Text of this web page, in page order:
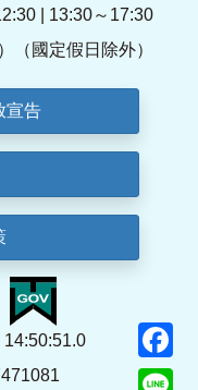
| 13:30～17:30
（國定假日除外）
宣告